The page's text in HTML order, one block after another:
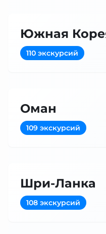
Южная
110 экскурсий
Оман
109 экскурсий
Шри-Ланка
108 экскурсий